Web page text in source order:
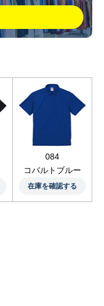
084
コバルトブルー
在庫を確認する